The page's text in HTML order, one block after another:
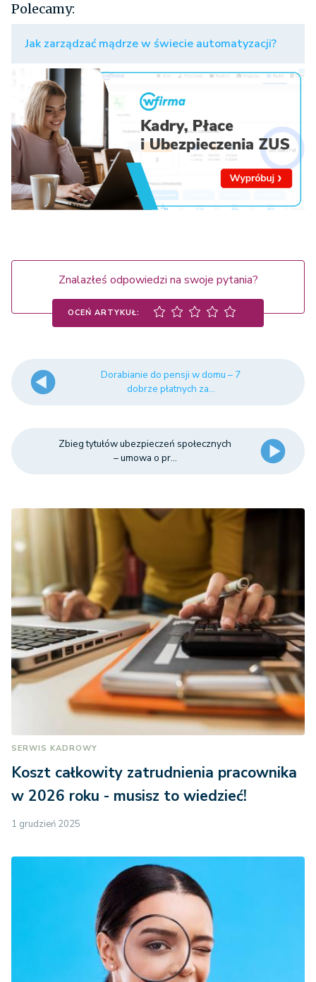
Polecamy:
Jak zarządzać mądrze w świecie automatyzacji?
Znalazłeś odpowiedzi na swoje pytania?
OCEŃ ARTYKUŁ:
Dorabianie do pensji w domu – 7
dobrze płatnych za...
Zbieg tytułów ubezpieczeń społecznych
– umowa o pr...
SERWIS KADROWY
Koszt całkowity zatrudnienia pracownika
w 2026 roku - musisz to wiedzieć!
1 grudzień 2025